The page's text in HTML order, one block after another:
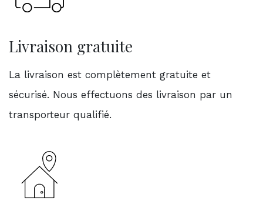
Livraison gratuite
La livraison est complètement gratuite et
sécurisé. Nous effectuons des livraison par un
transporteur qualifié.